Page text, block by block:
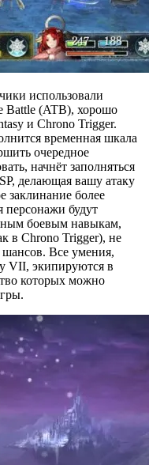
использовали
Battle (ATB), хорошо
и Chrono Trigger.
временная шкала
очередное
начнёт заполняться
делающая вашу атаку
заклинание более
будут
боевым навыкам,
в Chrono Trigger), не
Все умения,
VII, экипируются в
которых можно